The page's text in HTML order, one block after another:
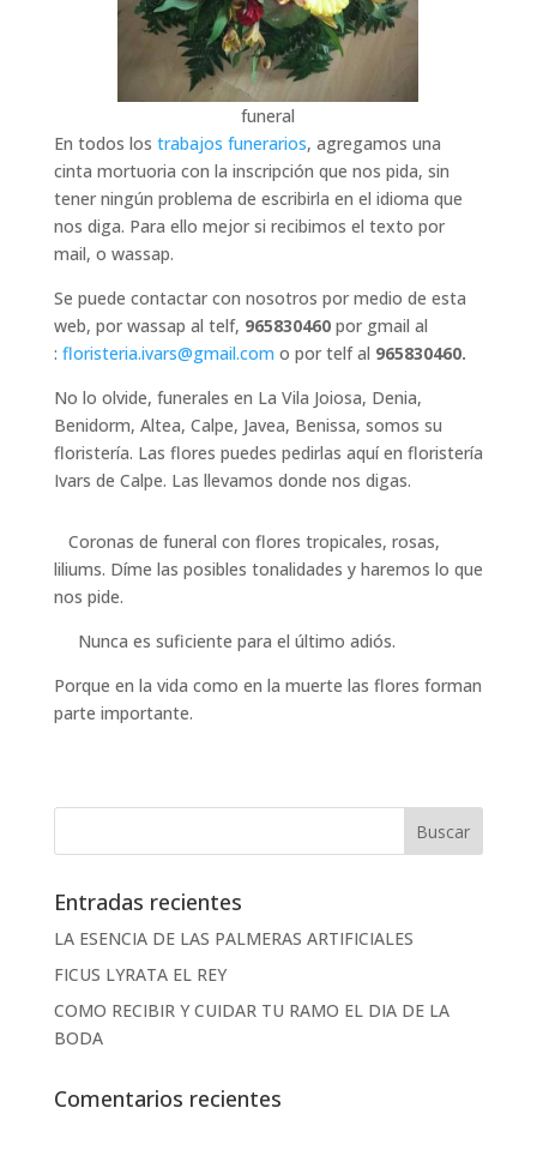
funeral
En todos los trabajos funerarios, agregamos una
cinta mortuoria con la inscripción que nos pida, sin
tener ningún problema de escribirla en el idioma que
nos diga. Para ello mejor si recibimos el texto por
mail, o wassap.
Se puede contactar con nosotros por medio de esta
web, por wassap al telf, 965830460por gmail al
: floristeria.ivars@gmail.com o por telf al 965830460.
No lo olvide, funerales en La Vila Joiosa, Denia,
Benidorm, Altea, Calpe, Javea, Benissa, somos su
floristería. Las flores puedes pedirlas aquí en floristería
Ivars de Calpe. Las llevamos donde nos digas.
Coronas de funeral con flores tropicales, rosas,
liliums. Díme las posibles tonalidades y haremos lo que
nos pide.
Nunca es suficiente para el último adiós.
Porque en la vida como en la muerte las flores forman
parte importante.
Entradas recientes
LA ESENCIA DE LAS PALMERAS ARTIFICIALES
FICUS LYRATA EL REY
COMO RECIBIR Y CUIDAR TU RAMO EL DIA DE LA
BODA
Comentarios recientes